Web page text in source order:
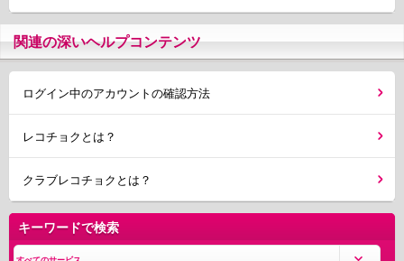
関連の深いヘルプコンテンツ
ログイン中のアカウントの確認方法
レコチョクとは？
クラブレコチョクとは？
キーワードで検索